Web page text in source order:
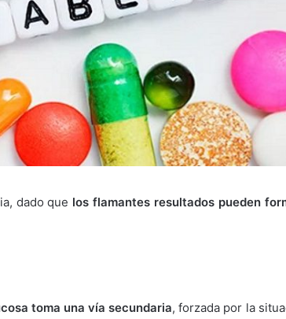
dado que los flamantes resultados pueden
toma una vía secundaria, forzada por la